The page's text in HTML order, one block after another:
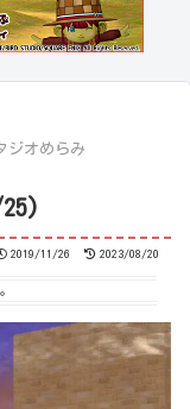
ジオめらみ
2019/11/26 2023/08/20